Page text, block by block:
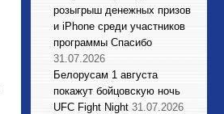
розыгрыш денежных призов
и iPhone среди участников
программы Спасибо
31.07.2026
Белорусам 1 августа
покажут бойцовскую ночь
UFC Fight Night 31.07.2026